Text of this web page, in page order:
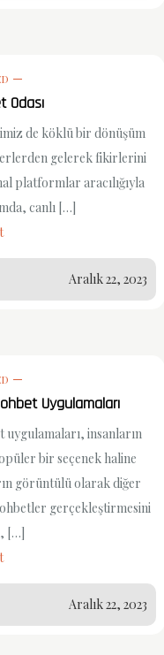
Odası
de köklü bir dönüşüm
gelerek fikirlerini
platformlar aracılığıyla
canlı […]
Aralık 22, 2023
Uygulamaları
uygulamaları, insanların
bir seçenek haline
görüntülü olarak diğer
gerçekleştirmesini
[…]
Aralık 22, 2023